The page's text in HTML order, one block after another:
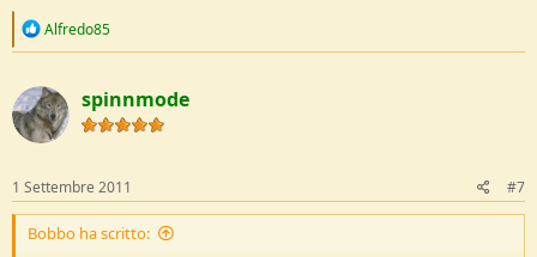
R
c
t
i
o
s
:
Alfredo85
spinnmode
1 Settembre 2011 #7
Bobbo ha scritto: